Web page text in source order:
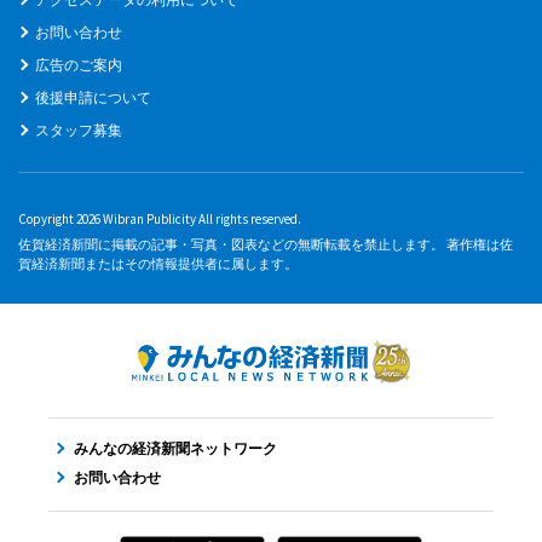
お問い合わせ
広告のご案内
後援申請について
スタッフ募集
Copyright 2026 Wibran Publicity All rights reserved.
佐賀経済新聞に掲載の記事・写真・図表などの無断転載を禁止します。 著作権は佐
賀経済新聞またはその情報提供者に属します。
みんなの経済新聞ネットワーク
お問い合わせ